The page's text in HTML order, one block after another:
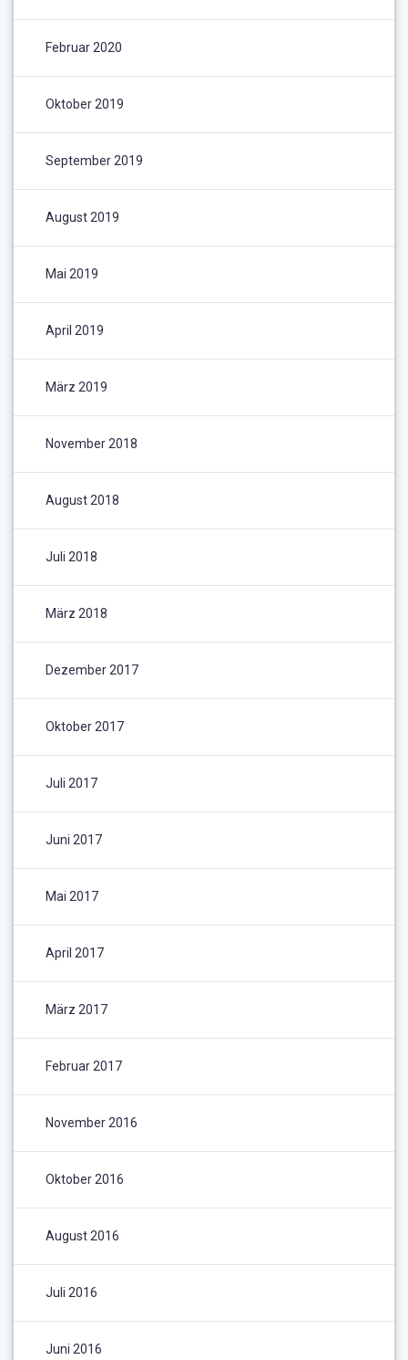
Februar 2020
Oktober 2019
September 2019
August 2019
Mai 2019
April 2019
März 2019
November 2018
August 2018
Juli 2018
März 2018
Dezember 2017
Oktober 2017
Juli 2017
Juni 2017
Mai 2017
April 2017
März 2017
Februar 2017
November 2016
Oktober 2016
August 2016
Juli 2016
Juni 2016